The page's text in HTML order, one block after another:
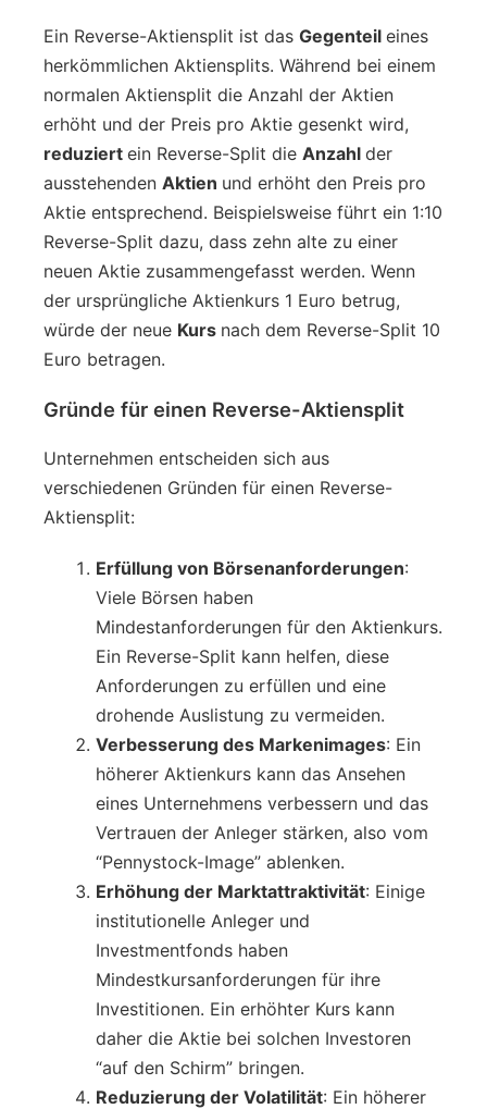
Ein Reverse-Aktiensplit ist das Gegenteil eines
herkömmlichen Aktiensplits. Während bei einem
normalen Aktiensplit die Anzahl der Aktien
erhöht und der Preis pro Aktie gesenkt wird,
reduziert ein Reverse-Split die Anzahl der
ausstehenden Aktien und erhöht den Preis pro
Aktie entsprechend. Beispielsweise führt ein 1:10
Reverse-Split dazu, dass zehn alte zu einer
neuen Aktie zusammengefasst werden. Wenn
der ursprüngliche Aktienkurs 1 Euro betrug,
würde der neue Kurs nach dem Reverse-Split 10
Euro betragen.
Gründe für einen Reverse-Aktiensplit
Unternehmen entscheiden sich aus
verschiedenen Gründen für einen Reverse-
Aktiensplit:
Erfüllung von Börsenanforderungen:
Viele Börsen haben
Mindestanforderungen für den Aktienkurs.
Ein Reverse-Split kann helfen, diese
Anforderungen zu erfüllen und eine
drohende Auslistung zu vermeiden.
Verbesserung des Markenimages: Ein
höherer Aktienkurs kann das Ansehen
eines Unternehmens verbessern und das
Vertrauen der Anleger stärken, also vom
“Pennystock-Image” ablenken.
Erhöhung der Marktattraktivität: Einige
institutionelle Anleger und
Investmentfonds haben
Mindestkursanforderungen für ihre
Investitionen. Ein erhöhter Kurs kann
daher die Aktie bei solchen Investoren
“auf den Schirm” bringen.
Reduzierung der Volatilität: Ein höherer